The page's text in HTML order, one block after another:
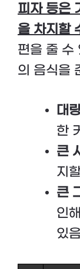
피자 등은
을 차지할
편을 줄 수
의 음식을
대
한
큰
지
큰
인
있